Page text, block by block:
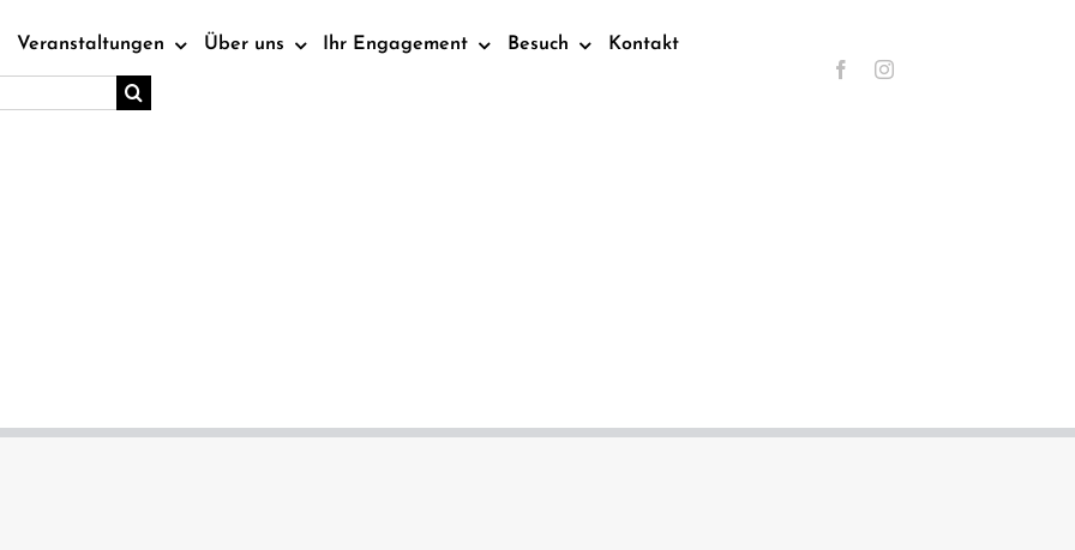
Veranstaltungen Über uns Ihr Engagement Besuch Kontakt